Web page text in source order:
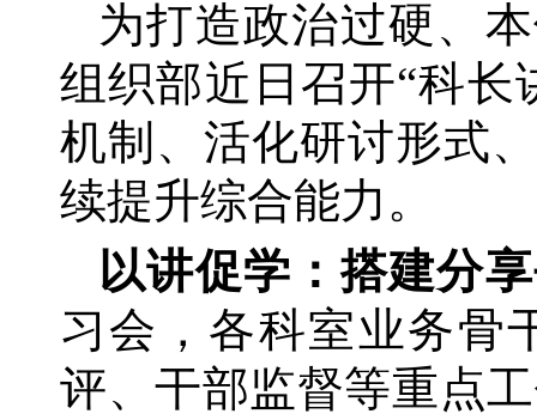
为打造政治过硬、
组织部近日召开“科长
机制、活化研讨形式
续提升综合能力。
以讲促学：搭建分
习会，各科室业务骨
评、干部监督等重点